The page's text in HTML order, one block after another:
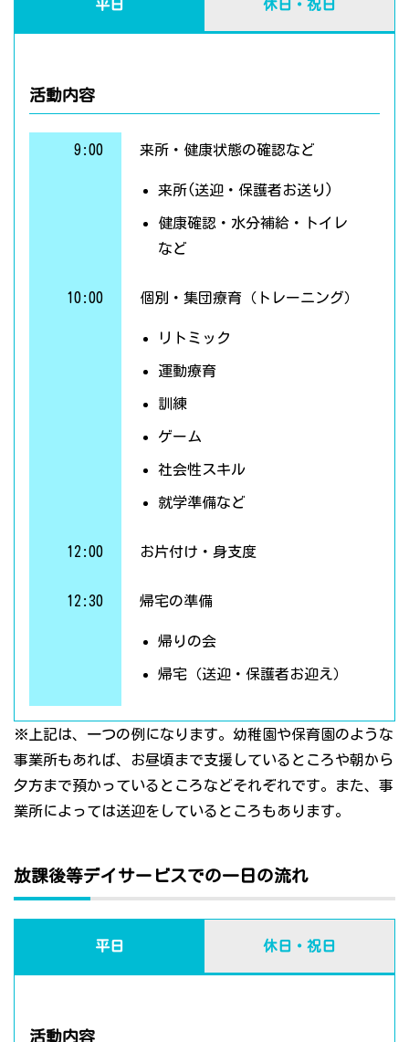
平日 休日・祝日
活動内容
9:00 来所・健康状態の確認など
来所(送迎・保護者お送り)
健康確認・水分補給・トイレ
など
10:00 個別・集団療育（トレーニング）
リトミック
運動療育
訓練
ゲーム
社会性スキル
就学準備など
12:00 お片付け・身支度
12:30 帰宅の準備
帰りの会
帰宅（送迎・保護者お迎え）
※上記は、一つの例になります。幼稚園や保育園のような
事業所もあれば、お昼頃まで支援しているところや朝から
夕方まで預かっているところなどそれぞれです。また、事
業所によっては送迎をしているところもあります。
放課後等デイサービスでの一日の流れ
平日 休日・祝日
活動内容